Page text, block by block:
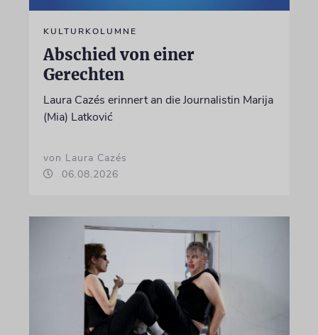
KULTURKOLUMNE
Abschied von einer
Gerechten
Laura Cazés erinnert an die Journalistin Marija
(Mia) Latković
von Laura Cazés
06.08.2026